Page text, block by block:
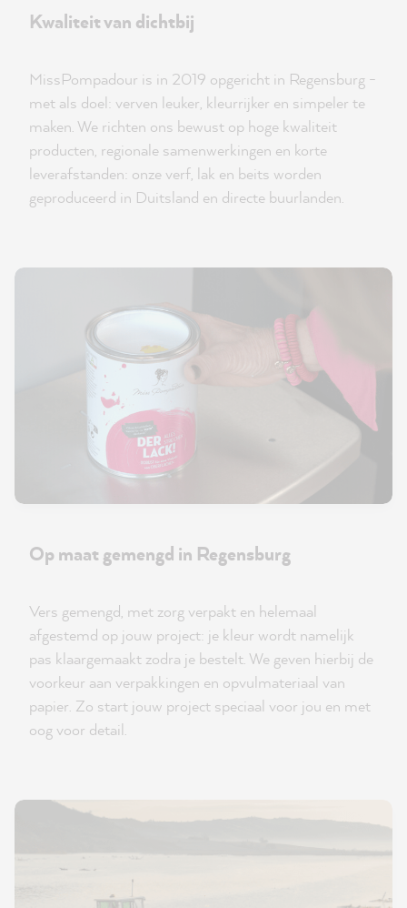
Kwaliteit van dichtbij
MissPompadour is in 2019 opgericht in Regensburg -
met als doel: verven leuker, kleurrijker en simpeler te
maken. We richten ons bewust op hoge kwaliteit
producten, regionale samenwerkingen en korte
leverafstanden: onze verf, lak en beits worden
geproduceerd in Duitsland en directe buurlanden.
Op maat gemengd in Regensburg
Vers gemengd, met zorg verpakt en helemaal
afgestemd op jouw project: je kleur wordt namelijk
pas klaargemaakt zodra je bestelt. We geven hierbij de
voorkeur aan verpakkingen en opvulmateriaal van
papier. Zo start jouw project speciaal voor jou en met
oog voor detail.